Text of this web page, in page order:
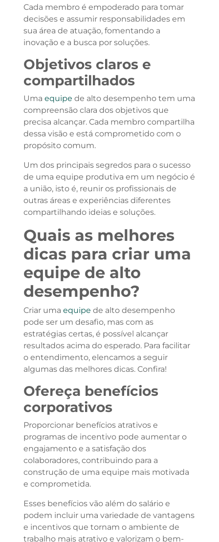
Cada membro é empoderado para tomar
decisões e assumir responsabilidades em
sua área de atuação, fomentando a
inovação e a busca por soluções.
Objetivos claros e
compartilhados
Uma equipe de alto desempenho tem uma
compreensão clara dos objetivos que
precisa alcançar. Cada membro compartilha
dessa visão e está comprometido com o
propósito comum.
Um dos principais segredos para o sucesso
de uma equipe produtiva em um negócio é
a união, isto é, reunir os profissionais de
outras áreas e experiências diferentes
compartilhando ideias e soluções.
Quais as melhores
dicas para criar uma
equipe de alto
desempenho?
Criar uma equipe de alto desempenho
pode ser um desafio, mas com as
estratégias certas, é possível alcançar
resultados acima do esperado. Para facilitar
o entendimento, elencamos a seguir
algumas das melhores dicas. Confira!
Ofereça benefícios
corporativos
Proporcionar benefícios atrativos e
programas de incentivo pode aumentar o
engajamento e a satisfação dos
colaboradores, contribuindo para a
construção de uma equipe mais motivada
e comprometida.
Esses benefícios vão além do salário e
podem incluir uma variedade de vantagens
e incentivos que tornam o ambiente de
trabalho mais atrativo e valorizam o bem-